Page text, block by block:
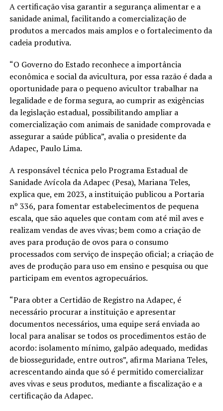
A certificação visa garantir a segurança alimentar e a
sanidade animal, facilitando a comercialização de
produtos a mercados mais amplos e o fortalecimento da
cadeia produtiva.
“O Governo do Estado reconhece a importância
econômica e social da avicultura, por essa razão é dada a
oportunidade para o pequeno avicultor trabalhar na
legalidade e de forma segura, ao cumprir as exigências
da legislação estadual, possibilitando ampliar a
comercialização com animais de sanidade comprovada e
assegurar a saúde pública”, avalia o presidente da
Adapec, Paulo Lima.
A responsável técnica pelo Programa Estadual de
Sanidade Avícola da Adapec (Pesa), Mariana Teles,
explica que, em 2023, a instituição publicou a Portaria
nº 336, para fomentar estabelecimentos de pequena
escala, que são aqueles que contam com até mil aves e
realizam vendas de aves vivas; bem como a criação de
aves para produção de ovos para o consumo
processados com serviço de inspeção oficial; a criação de
aves de produção para uso em ensino e pesquisa ou que
participam em eventos agropecuários.
“Para obter a Certidão de Registro na Adapec, é
necessário procurar a instituição e apresentar
documentos necessários, uma equipe será enviada ao
local para analisar se todos os procedimentos estão de
acordo: isolamento mínimo, galpão adequado, medidas
de biosseguridade, entre outros”, afirma Mariana Teles,
acrescentando ainda que só é permitido comercializar
aves vivas e seus produtos, mediante a fiscalização e a
certificação da Adapec.